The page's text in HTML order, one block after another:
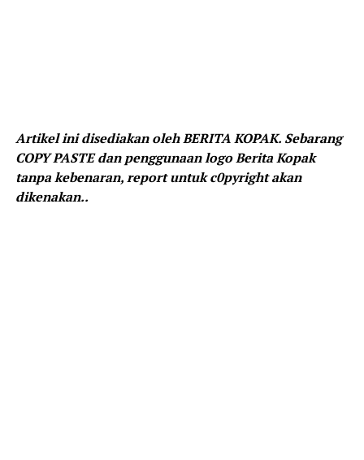
Artikel ini disediakan oleh BERITA KOPAK. Sebarang
COPY PASTE dan penggunaan logo Berita Kopak
tanpa kebenaran, report untuk c0pyright akan
dikenakan..